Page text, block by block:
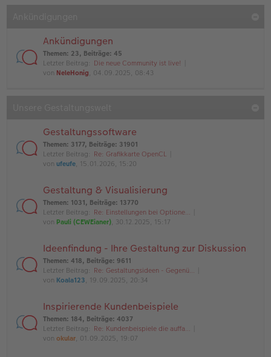
Ankündigungen
Themen: 23, Beiträge: 45
Letzter Beitrag: Die neue Community ist live!
von NeleHonig, 04.09.2025, 08:43
Gestaltungssoftware
Themen: 3177, Beiträge: 31901
Letzter Beitrag: Re: Grafikkarte OpenCL
von ufeufe, 15.01.2026, 15:20
Gestaltung & Visualisierung
Themen: 1031, Beiträge: 13770
Letzter Beitrag: Re: Einstellungen bei Optione…
von Pauli (CEWEianer), 30.12.2025, 15:17
Ideenfindung - Ihre Gestaltung zur Diskussion
Themen: 418, Beiträge: 9611
Letzter Beitrag: Re: Gestaltungsideen - Gegenü…
von Koala123, 19.09.2025, 20:34
Inspirierende Kundenbeispiele
Themen: 184, Beiträge: 4037
Letzter Beitrag: Re: Kundenbeispiele die auffa…
von okular, 01.09.2025, 19:07